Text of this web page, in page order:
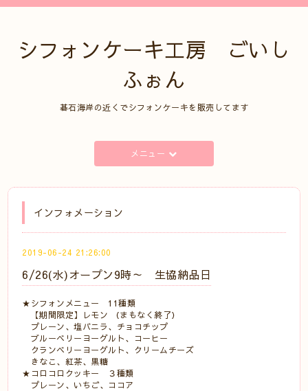
シフォンケーキ工房 ごいし
ふぉん
碁石海岸の近くでシフォンケーキを販売してます
メニュー
インフォメーション
2019-06-24 21:26:00
6/26(水)オープン9時～ 生協納品日
★シフォンメニュー 11種類
【期間限定】レモン （まもなく終了）
プレーン、塩バニラ、チョコチップ
ブルーベリーヨーグルト、コーヒー
クランベリーヨーグルト、クリームチーズ
きなこ、紅茶、黒糖
★コロコロクッキー ３種類
プレーン、いちご、ココア